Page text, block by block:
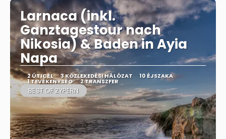
Larnaca (inkl.
Ganztagestour nach
Nikosia) & Baden in Ayia
Napa
2 ÚTICÉL 3 KÖZLEKEDÉSI HÁLÓZAT 10 ÉJSZAKA
1 TEVÉKENYSÉG 2 TRANSZFER
BEST OF ZYPERN